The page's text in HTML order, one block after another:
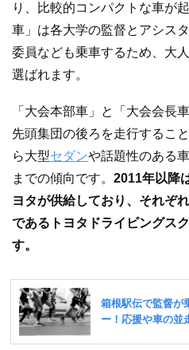
り、比較的コンパクトな車が
車」は各大学の監督とアシス
委員なども乗車するため、大
選ばれます。
「大会本部車」と「大会会長
先頭集団の後ろを走行するこ
ら大型セダンや話題性のある
までの傾向です。 2011年以降
ヨタが供給しており、それぞ
であるトヨタドライビングス
す。